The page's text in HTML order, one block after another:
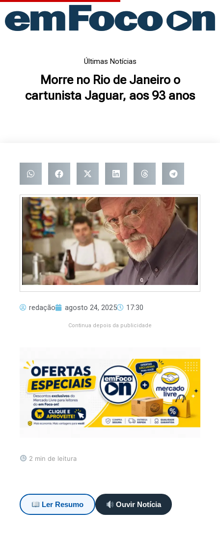
para
Últimas Notícias
Morre no Rio de Janeiro o
cartunista Jaguar, aos 93 anos
redação agosto 24, 2025 17:30
Continua depois da publicidade
2 min de leitura
Ler Resumo Ouvir Notícia